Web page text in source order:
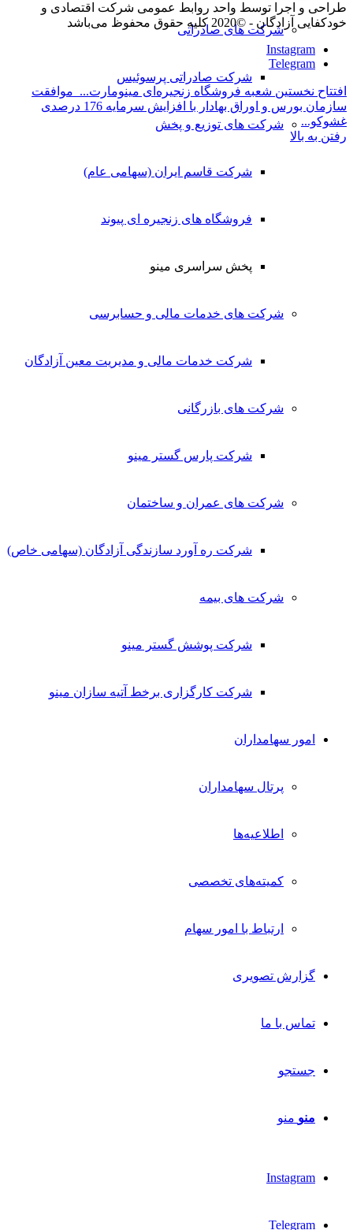
شرکت های صادراتی
شرکت صادراتی پرسوئیس
شرکت های توزیع و پخش
شرکت قاسم ایران (سهامی عام)
فروشگاه های زنجیره ای پیوند
پخش سراسری مینو
شرکت های خدمات مالی و حسابرسی
شرکت خدمات مالی و مدیریت معین آزادگان
شرکت های بازرگانی
شرکت پارس گستر مینو
شرکت های عمران و ساختمان
شرکت ره آورد سازندگی آزادگان (سهامی خاص)
شرکت های بیمه
شرکت پوشش گستر مینو
شرکت کارگزاری برخط آتیه سازان مینو
امور سهامداران
پرتال سهامداران
اطلاعیه‌ها
کمیته‌های تخصصی
ارتباط با امور سهام
گزارش تصویری
تماس با ما
جستجو
منو منو
Instagram
Telegram
طراحی و اجرا توسط واحد روابط عمومی شرکت اقتصادی و
خودکفایی آزادگان - ©2020 کلیه حقوق محفوظ می‌باشد
Instagram
Telegram
افتتاح نخستین شعبه فروشگاه زنجیره‌ای مینومارت... موافقت
سازمان بورس و اوراق بهادار با افزایش سرمایه 176 درصدی
غشوکو...
رفتن به بالا